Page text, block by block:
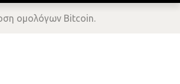
ομολόγων Bitcoin.